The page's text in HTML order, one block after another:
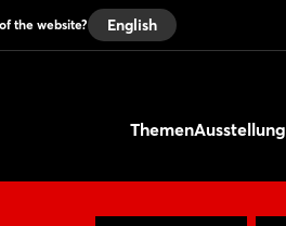
the website? English
ThemenAusstellung